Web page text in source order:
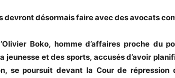
devront désormais faire avec des avocats
Boko, homme d’affaires proche du
jeunesse et des sports, accusés d’avoir
se poursuit devant la Cour de